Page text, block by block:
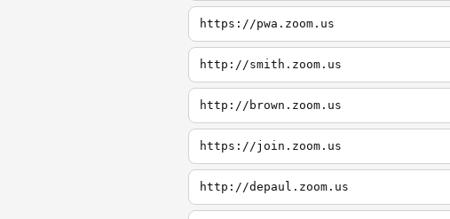
https://pwa.zoom.us
http://smith.zoom.us
http://brown.zoom.us
https://join.zoom.us
http://depaul.zoom.us